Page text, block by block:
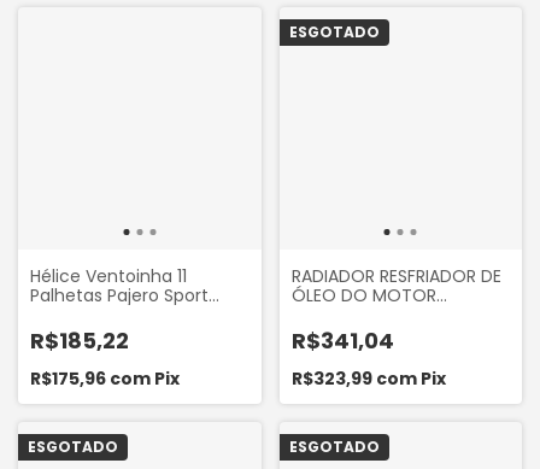
Hélice Ventoinha 11
Palhetas Pajero Sport
Sprinter
R$185,22
R$175,96 com Pix
ESGOTADO
RADIADOR RESFRIADOR DE
ÓLEO DO MOTOR
16V CITROEN C5 PICASSO
2.0 16V
R$341,04
R$323,99 com Pix
ESGOTADO ESGOTADO